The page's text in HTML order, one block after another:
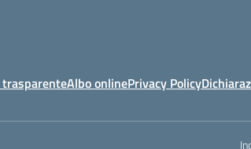
Albo onlinePrivacy Policy